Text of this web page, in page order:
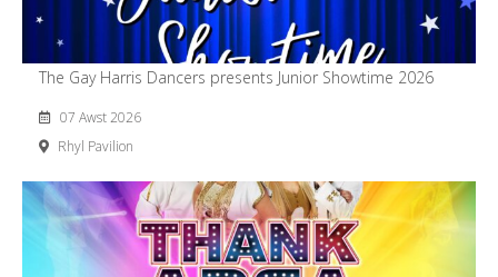
The Gay Harris Dancers presents Junior Showtime 2026
07 Awst 2026
Rhyl Pavilion